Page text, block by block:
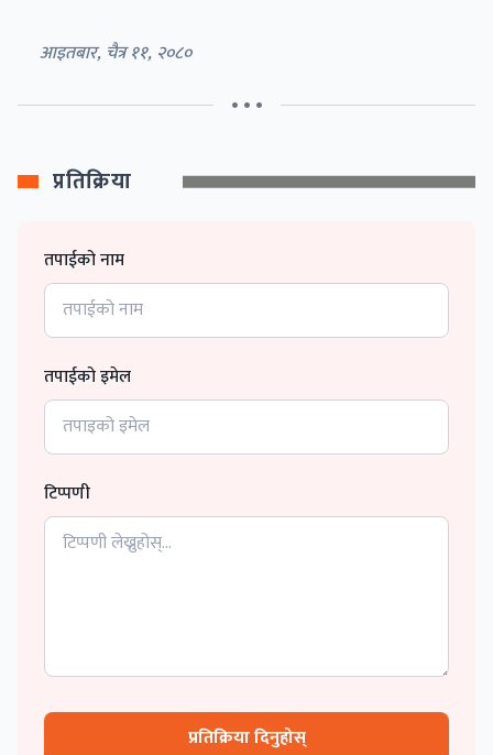
आइतबार, चैत्र ११, २०८०
• • •
प्रतिक्रिया
तपाईको नाम
तपाईको इमेल
टिप्पणी
प्रतिक्रिया दिनुहोस्